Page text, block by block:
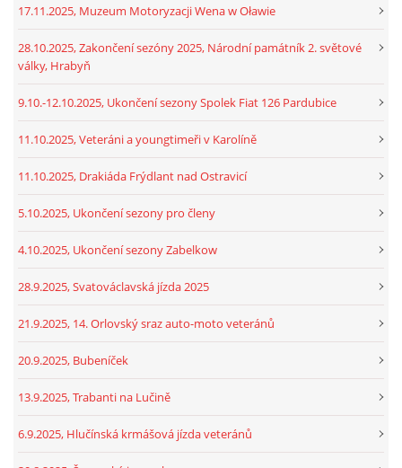
17.11.2025, Muzeum Motoryzacji Wena w Oławie
28.10.2025, Zakončení sezóny 2025, Národní památník 2. světové
války, Hrabyň
9.10.-12.10.2025, Ukončení sezony Spolek Fiat 126 Pardubice
11.10.2025, Veteráni a youngtimeři v Karolíně
11.10.2025, Drakiáda Frýdlant nad Ostravicí
5.10.2025, Ukončení sezony pro členy
4.10.2025, Ukončení sezony Zabelkow
28.9.2025, Svatováclavská jízda 2025
21.9.2025, 14. Orlovský sraz auto-moto veteránů
20.9.2025, Bubeníček
13.9.2025, Trabanti na Lučině
6.9.2025, Hlučínská krmášová jízda veteránů